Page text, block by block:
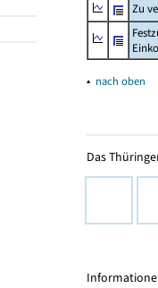
Zu
▴ nach oben
Das